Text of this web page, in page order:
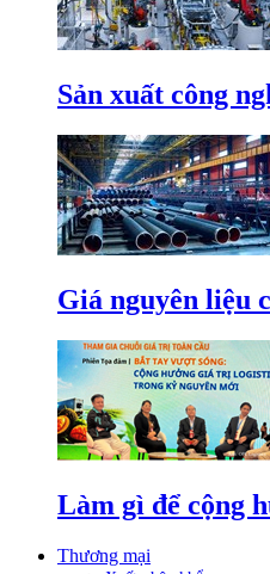
Sản xuất công
Giá nguyên liệu
Làm gì để cộng
Thương mại